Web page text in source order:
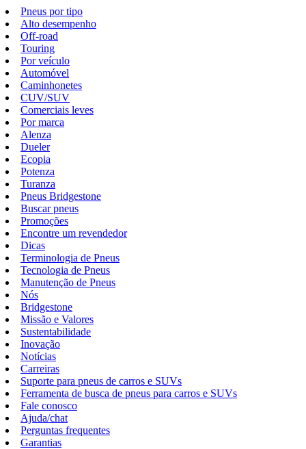
Pneus por tipo
Alto desempenho
Off-road
Touring
Por veículo
Automóvel
Caminhonetes
CUV/SUV
Comerciais leves
Por marca
Alenza
Dueler
Ecopia
Potenza
Turanza
Pneus Bridgestone
Buscar pneus
Promoções
Encontre um revendedor
Dicas
Terminologia de Pneus
Tecnologia de Pneus
Manutenção de Pneus
Nós
Bridgestone
Missão e Valores
Sustentabilidade
Inovação
Notícias
Carreiras
Suporte para pneus de carros e SUVs
Ferramenta de busca de pneus para carros e SUVs
Fale conosco
Ajuda/chat
Perguntas frequentes
Garantias